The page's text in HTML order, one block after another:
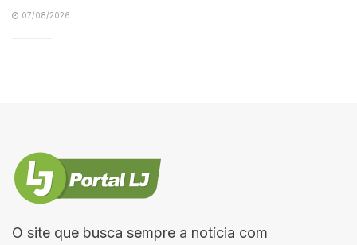
07/08/2026
O site que busca sempre a notícia com